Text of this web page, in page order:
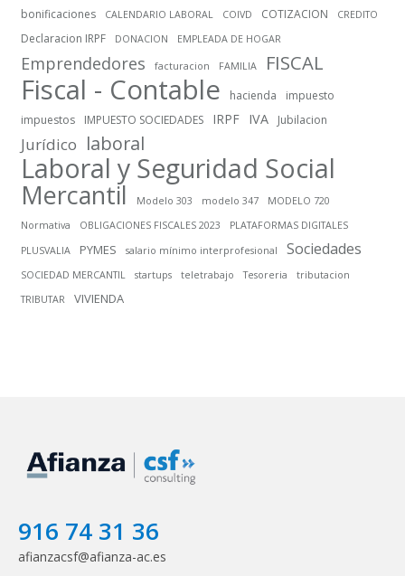
bonificaciones CALENDARIO LABORAL COIVD COTIZACION CREDITO
Declaracion IRPF DONACION EMPLEADA DE HOGAR
Emprendedores facturacion FAMILIA FISCAL
Fiscal - Contable hacienda
impuesto
impuestos
IMPUESTO SOCIEDADES IRPF IVA Jubilacion
Jurídico laboral
Laboral y Seguridad Social
Mercantil Modelo 303 modelo 347
MODELO 720
Normativa
OBLIGACIONES FISCALES 2023
PLATAFORMAS DIGITALES
PLUSVALIA
PYMES salario mínimo interprofesional Sociedades
SOCIEDAD MERCANTIL startups teletrabajo Tesoreria
tributacion
TRIBUTAR
VIVIENDA
916 74 31 36
afianzacsf@afianza-ac.es